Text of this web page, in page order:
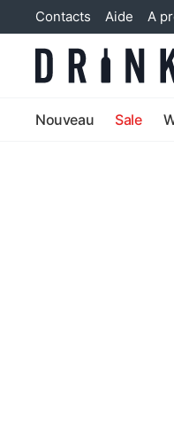
Contacts Aide A
Nouveau Sale